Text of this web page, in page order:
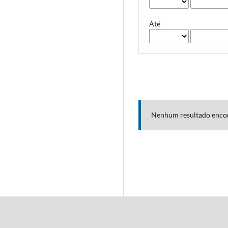
Até
Nenhum resultado